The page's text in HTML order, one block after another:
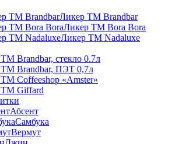
Ликер ТМ Brandbar
Ликер ТМ Bora Bora
Ликер ТМ Nadaluxe
Brandbar, стекло 0.7л
Brandbar, ПЭТ 0,7л
Coffeeshop «Amster»
Giffard
Абсент
Самбука
Вермут